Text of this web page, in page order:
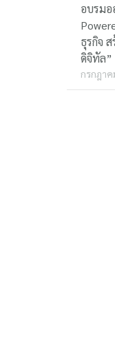
อบรม
ธุรกิจ
ดิจิทัล”
กรกฎาค